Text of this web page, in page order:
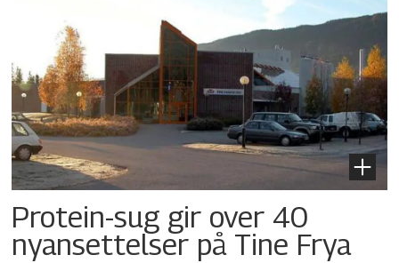
Protein-sug gir over 40
nyansettelser på Tine Frya